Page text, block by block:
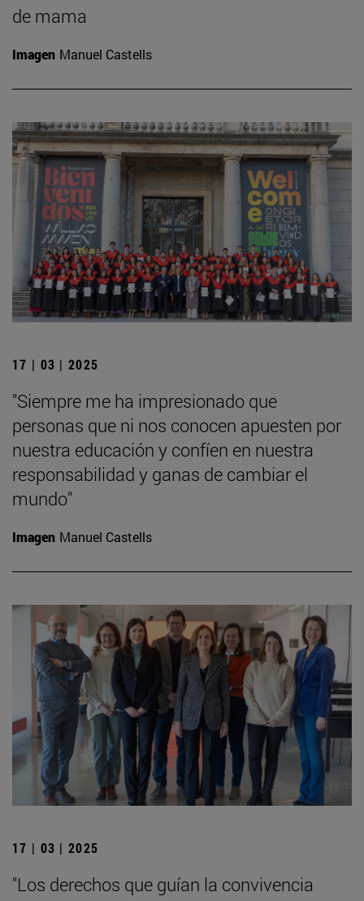
de mama
Imagen Manuel Castells
17 | 03 | 2025
"Siempre me ha impresionado que
personas que ni nos conocen apuesten por
nuestra educación y confíen en nuestra
responsabilidad y ganas de cambiar el
mundo"
Imagen Manuel Castells
17 | 03 | 2025
"Los derechos que guían la convivencia